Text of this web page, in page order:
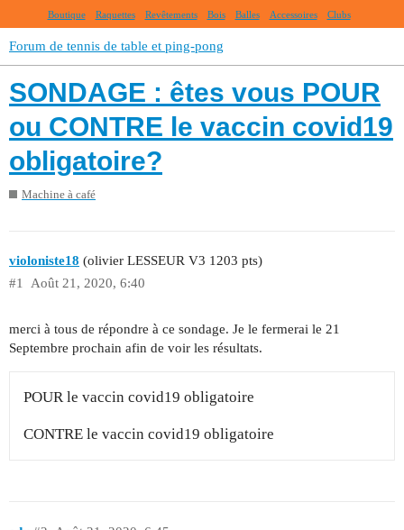
Boutique Raquettes Revêtements Bois Balles Accessoires Clubs
Forum de tennis de table et ping-pong
SONDAGE : êtes vous POUR
ou CONTRE le vaccin covid19
obligatoire?
Machine à café
violoniste18 (olivier LESSEUR V3 1203 pts)
Août 21, 2020, 6:40
#1
merci à tous de répondre à ce sondage. Je le fermerai le 21
Septembre prochain afin de voir les résultats.
POUR le vaccin covid19 obligatoire
CONTRE le vaccin covid19 obligatoire